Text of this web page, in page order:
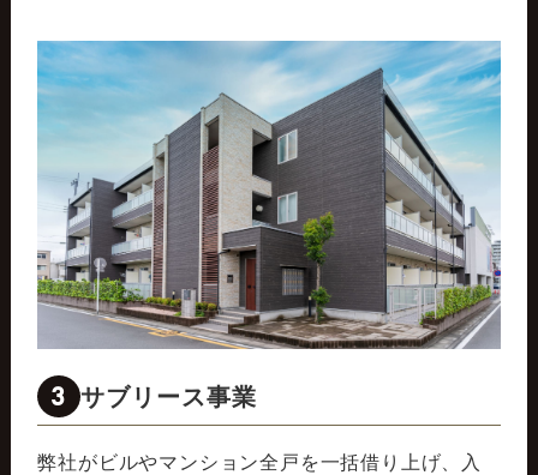
3 サブリース事業
弊社がビルやマンション全戸を一括借り上げ、入